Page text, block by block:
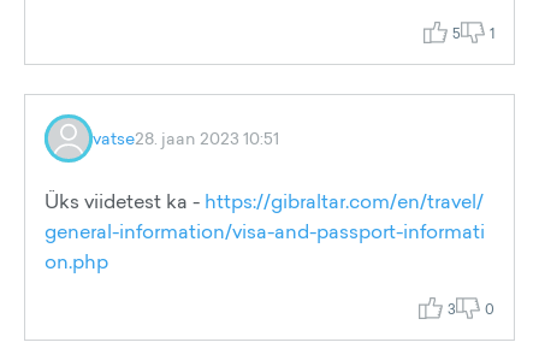
5 1
vatse28. jaan 2023 10:51
Üks viidetest ka - https://gibraltar.com/en/travel/
general-information/visa-and-passport-informati
on.php
3 0